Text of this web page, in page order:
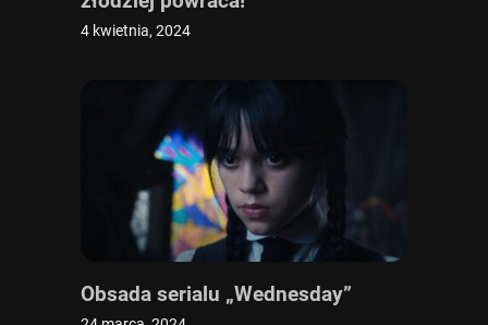
4 kwietnia, 2024
Obsada serialu „Wednesday”